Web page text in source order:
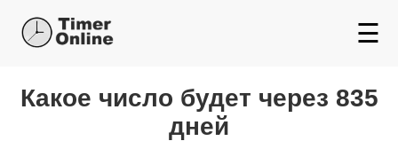
☰
Какой день будет через
Какое число будет через 835
дней